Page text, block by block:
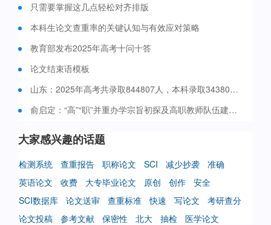
只需要掌握这几点轻松对齐排版
本科生论文查重率的关键认知与有效应对策略
教育部发布2025年高考十问十答
论文结束语模板
山东：2025年高考共录取844807人，本科录取343807人
俞启定：“高”“职”并重办学宗旨初探及高职教师队伍建设之道
大家感兴趣的话题
检测系统 查重报告 职称论文 SCI 减少抄袭
准确
英语论文
收费 大专毕业论文 原创 创作
安全
SCI数据库
论文送审 查重标准 快速 写论文
考研查分
论文投稿
参考文献 保密性 北大 抽检 医学论文